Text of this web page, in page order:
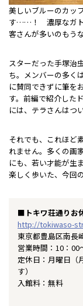
美しいブルーのカッ
す……！ 濃厚なガト
客さんが多いのもう
スターだった手塚治
ち。メンバーの多く
に賛同できずに筆を
す。前編で紹介した
には、テラさんはつ
それでも、これほど
れません。多くの画
にも、若い才能が生
楽しく歩いた、今回
■トキワ荘通りお
http://tokiwaso-
東京都豊島区南長
営業時間：10：00
定休日：月曜日（
す）
入館料：無料